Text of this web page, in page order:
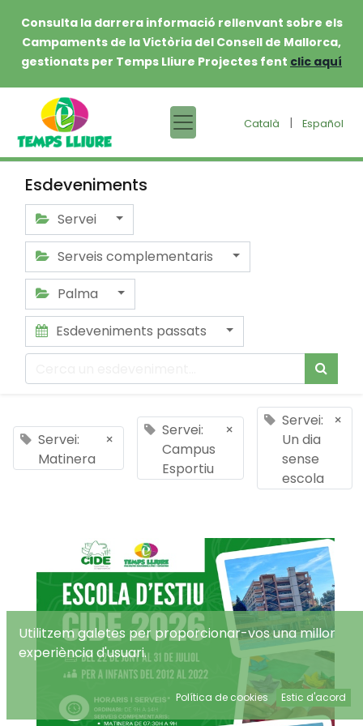
Consulta la darrera informació rellenvant sobre els
Campaments de la Victòria del Consell de Mallorca,
gestionats per Temps Lliure Projectes fent clic aquí
Català | Español
Esdeveniments
Servei
Serveis complementaris
Palma
Esdeveniments passats
Servei:
Matinera
×
Servei:
Campus
Esportiu
×
Servei:
Un dia
sense
escola
×
Utilitzem galetes per proporcionar-vos una millor
experiència d'usuari.
Política de cookies Estic d'acord